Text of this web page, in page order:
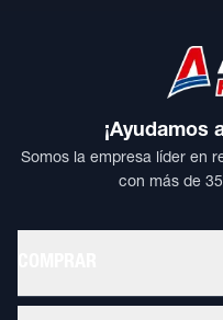
¡Ayudamos
Somos la empresa líder en
con más de